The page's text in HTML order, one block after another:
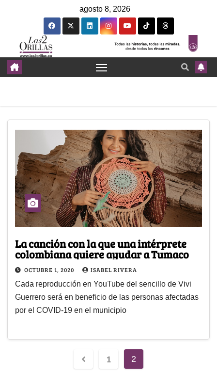
agosto 8, 2026
La canción con la que una intérprete
colombiana quiere ayudar a Tumaco
OCTUBRE 1, 2020 ISABEL RIVERA
Cada reproducción en YouTube del sencillo de Vivi
Guerrero será en beneficio de las personas afectadas
por el COVID-19 en el municipio
1 2